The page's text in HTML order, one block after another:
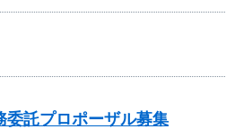
委託プロポーザル募集